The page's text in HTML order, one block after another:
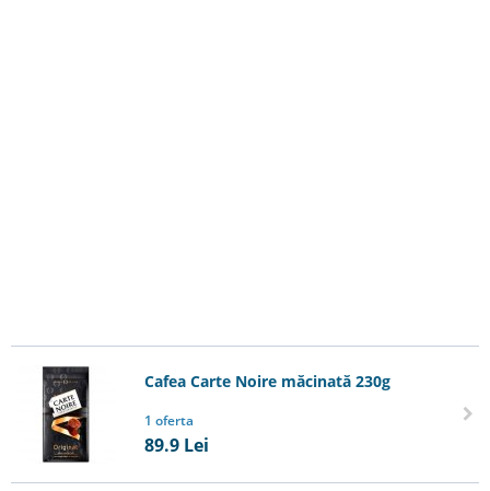
Cafea Carte Noire măcinată 230g
1 oferta
89.9 Lei